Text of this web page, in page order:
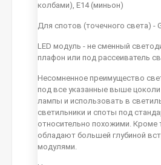
колбами), E14 (миньон)
Для спотов (точечного света) -
LED модуль - не сменный
плафон или под рассеиватель
Несомненное преимущество
под все указанные выше
лампы и использовать в
светильники и споты под
относительно похожими. Кроме
обладают большей глубиной
модулями.